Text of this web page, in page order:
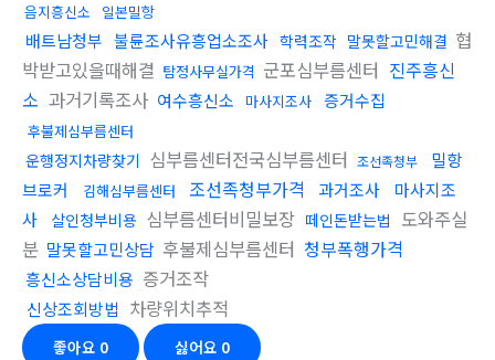
음지흥신소 일본밀항
배트남청부 불륜조사유흥업소조사 학력조작 말못할고민해결 협
박받고있을때해결 탐정사무실가격 군포심부름센터 진주흥신
소 과거기록조사 여수흥신소 마사지조사 증거수집
후불제심부름센터
운행정지차량찾기 심부름센터전국심부름센터 조선족청부
밀항
브로커
김해심부름센터 조선족청부가격 과거조사
마사지조
사
살인청부비용 심부름센터비밀보장 떼인돈받는법 도와주실
분 말못할고민상담 후불제심부름센터 청부폭행가격
흥신소상담비용 증거조작
신상조회방법 차량위치추적
좋아요 0 싫어요 0